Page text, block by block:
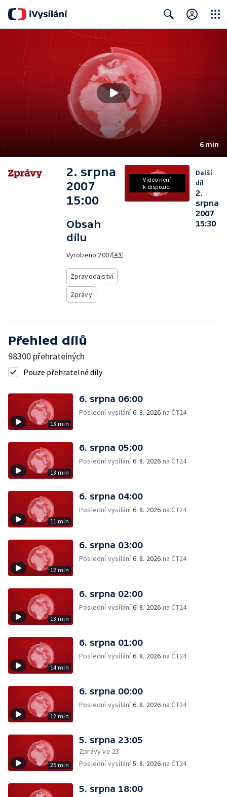
6 min
2. srpna
2007
15:00
Obsah
dílu
Vyrobeno 2007
Zpravodajství
Zprávy
Video není
k dispozici
Další
díl
2.
srpna
2007
15:30
Přehled dílů
98300 přehratelných
Pouze přehratelné díly
13 min
6. srpna 06:00
Poslední vysílání6. 8. 2026 na ČT24
13 min
6. srpna 05:00
Poslední vysílání6. 8. 2026 na ČT24
11 min
6. srpna 04:00
Poslední vysílání6. 8. 2026 na ČT24
12 min
6. srpna 03:00
Poslední vysílání6. 8. 2026 na ČT24
13 min
6. srpna 02:00
Poslední vysílání6. 8. 2026 na ČT24
14 min
6. srpna 01:00
Poslední vysílání6. 8. 2026 na ČT24
12 min
6. srpna 00:00
Poslední vysílání6. 8. 2026 na ČT24
25 min
5. srpna 23:05
Zprávy ve 23
Poslední vysílání5. 8. 2026 na ČT24
5. srpna 18:00